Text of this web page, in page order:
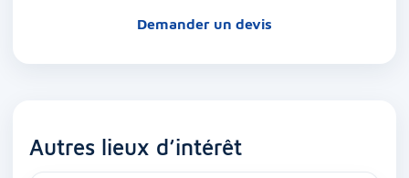
Demander un devis
Autres lieux d’intérêt